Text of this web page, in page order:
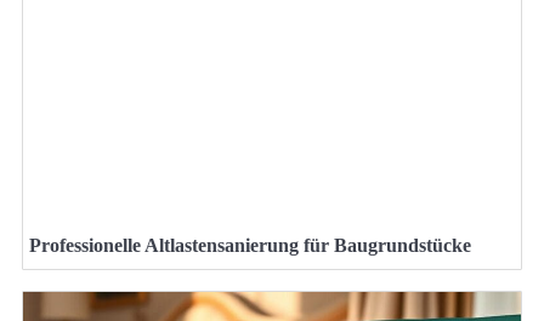
Professionelle Altlastensanierung für Baugrundstücke